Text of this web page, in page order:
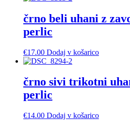
črno beli uhani z
perlic
€17.00 Dodaj v košarico
črno sivi trikotni
perlic
€14.00 Dodaj v košarico